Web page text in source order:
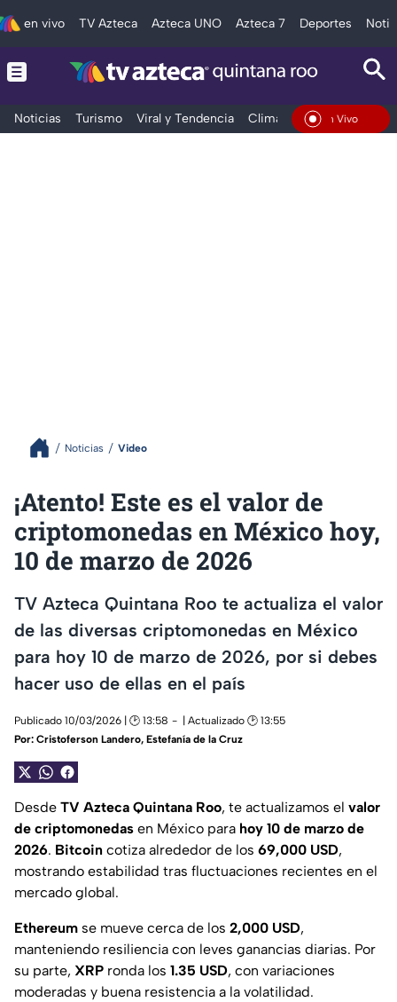
en vivo TV Azteca Azteca UNO Azteca 7 Deportes
Noticias Turismo Viral y Tendencia Clima Tráfico
En Vivo
Noticias Video
¡Atento! Este es el valor de
criptomonedas en México hoy,
10 de marzo de 2026
TV Azteca Quintana Roo te actualiza el valor
de las diversas criptomonedas en México
para hoy 10 de marzo de 2026, por si debes
hacer uso de ellas en el país
Publicado 10/03/2026 | 🕑 13:58
| Actualizado 🕑 13:55
Por: Cristoferson Landero, Estefanía de la Cruz
Desde TV Azteca Quintana Roo, te actualizamos el valor
de criptomonedas en México para hoy 10 de marzo de
2026. Bitcoin cotiza alrededor de los 69,000 USD,
mostrando estabilidad tras fluctuaciones recientes en el
mercado global.
Ethereum se mueve cerca de los 2,000 USD,
manteniendo resiliencia con leves ganancias diarias. Por
su parte, XRP ronda los 1.35 USD, con variaciones
moderadas y buena resistencia a la volatilidad.